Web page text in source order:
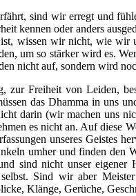
sind wir erregt und
kennen oder anders
wissen wir nicht, wie wir
um so stärker wird es.
nicht auf, sondern wird
zur Freiheit von Leiden,
das Dhamma in uns
darin (wir machen uns
es nicht an. Auf diese
unseres Geistes
umher und finden den
sind nicht unser
Sind wir aber
Klänge, Gerüche,